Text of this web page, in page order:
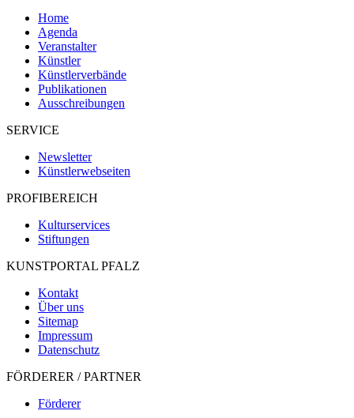
Home
Agenda
Veranstalter
Künstler
Künstlerverbände
Publikationen
Ausschreibungen
SERVICE
Newsletter
Künstlerwebseiten
PROFIBEREICH
Kulturservices
Stiftungen
KUNSTPORTAL PFALZ
Kontakt
Über uns
Sitemap
Impressum
Datenschutz
FÖRDERER / PARTNER
Förderer